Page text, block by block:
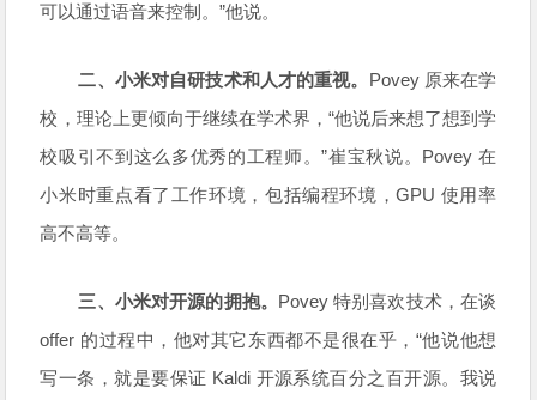
可以通过语音来控制。”他说。
二、小米对自研技术和人才的重视。 Povey 原来在学
校，理论上更倾向于继续在学术界，“他说后来想了想到学
校吸引不到这么多优秀的工程师。”崔宝秋说。Povey 在
小米时重点看了工作环境，包括编程环境，GPU 使用率
高不高等。
三、小米对开源的拥抱。 Povey 特别喜欢技术，在谈
offer 的过程中，他对其它东西都不是很在乎，“他说他想
写一条，就是要保证 Kaldi 开源系统百分之百开源。我说